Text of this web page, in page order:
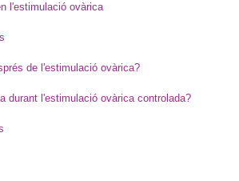
l'estimulació ovàrica
de l'estimulació ovàrica?
durant l'estimulació ovàrica controlada?